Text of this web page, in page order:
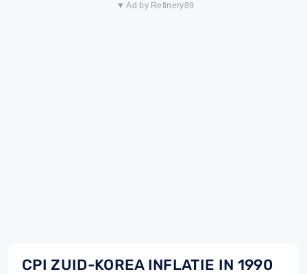
▼ Ad by Refinery89
CPI ZUID-KOREA INFLATIE IN 1990